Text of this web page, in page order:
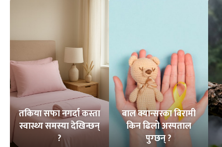
तकिया सफा नगर्दा कस्ता
स्वास्थ्य समस्या देखिन्छन्
?
बाल क्यान्सरका बिरामी
किन ढिलो अस्पताल
पुग्छन् ?